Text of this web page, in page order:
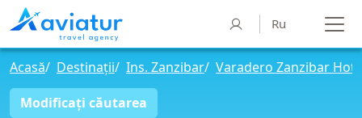
Ru
Acasă/ Destinații/ Ins. Zanzibar/ Varadero Zanzibar
Modificați căutarea